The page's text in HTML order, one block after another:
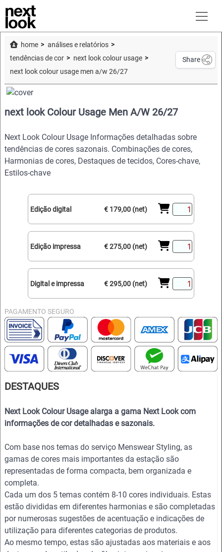
home
análises e relatórios
tendências de cor
next look colour usage
next look colour usage men a/w 26/27
Share
next look Colour Usage Men A/W 26/27
Next Look Colour Usage Informações detalhadas sobre
tendências de cores sazonais. Combinações de cores,
Harmonias de cores, Destaques de tecidos, Cores-chave,
Estilos-chave
Edição digital € 179,00 (net)
Edição impressa € 275,00 (net)
Digital e impressa € 295,00 (net)
PAGAMENTO SEGURO
DESTAQUES
Next Look Colour Usage alarga a gama Next Look com
informações de cor detalhadas e sazonais.
Com base nos temas do serviço Menswear Styling, as
gamas de cores mais importantes da estação são
representadas de forma compacta, bem organizada e
completa.
Cada um dos 5 temas contém 8-10 cores individuais. Estas
estão divididas em diferentes harmonias e são completadas
por numerosas sugestões de acentuação e indicações de
utilização para diferentes categorias de produtos.
Ao mesmo tempo, estas são ajustadas aos materiais e aos